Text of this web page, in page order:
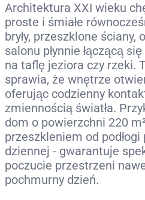
Architektura XXI wieku
proste i śmiałe
bryły, przeszklone
salonu płynnie łączącą
na taflę jeziora czy rzeki.
sprawia, że wnętrze
oferując codzienny
zmiennością światła.
dom o powierzchni 220
przeszkleniem od
dziennej - gwarantuje
poczucie przestrzeni
pochmurny dzień.